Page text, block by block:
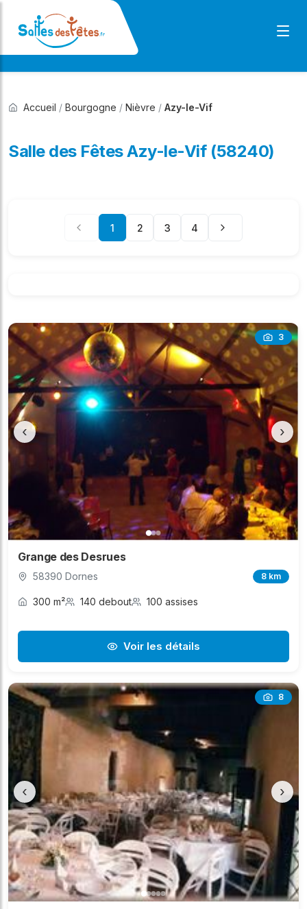
Accueil / Bourgogne / Nièvre / Azy-le-Vif
Salle des Fêtes Azy-le-Vif (58240)
1 2 3 4
3
‹ ›
Grange des Desrues
58390 Dornes 8 km
300 m² 140 debout 100 assises
Voir les détails
8
‹ ›